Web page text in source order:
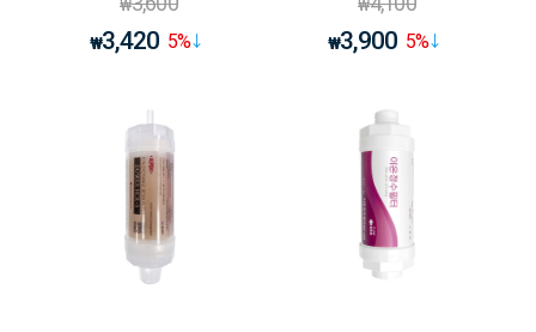
₩
₩3,420 5%
₩
₩3,900 5%